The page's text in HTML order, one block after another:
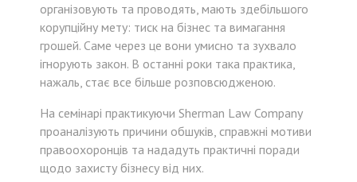
організовують та проводять, мають здебільшого
корупційну мету: тиск на бізнес та вимагання
грошей. Саме через це вони умисно та зухвало
ігнорують закон. В останні роки така практика,
нажаль, стає все більше розповсюдженою.
На семінарі практикуючи Sherman Law Company
проаналізують причини обшуків, справжні мотиви
правоохоронців та нададуть практичні поради
щодо захисту бізнесу від них.